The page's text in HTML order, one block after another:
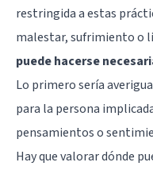
restringida a estas
malestar, sufrimiento o
puede hacerse
Lo primero sería
para la persona
pensamientos o
Hay que valorar dónde